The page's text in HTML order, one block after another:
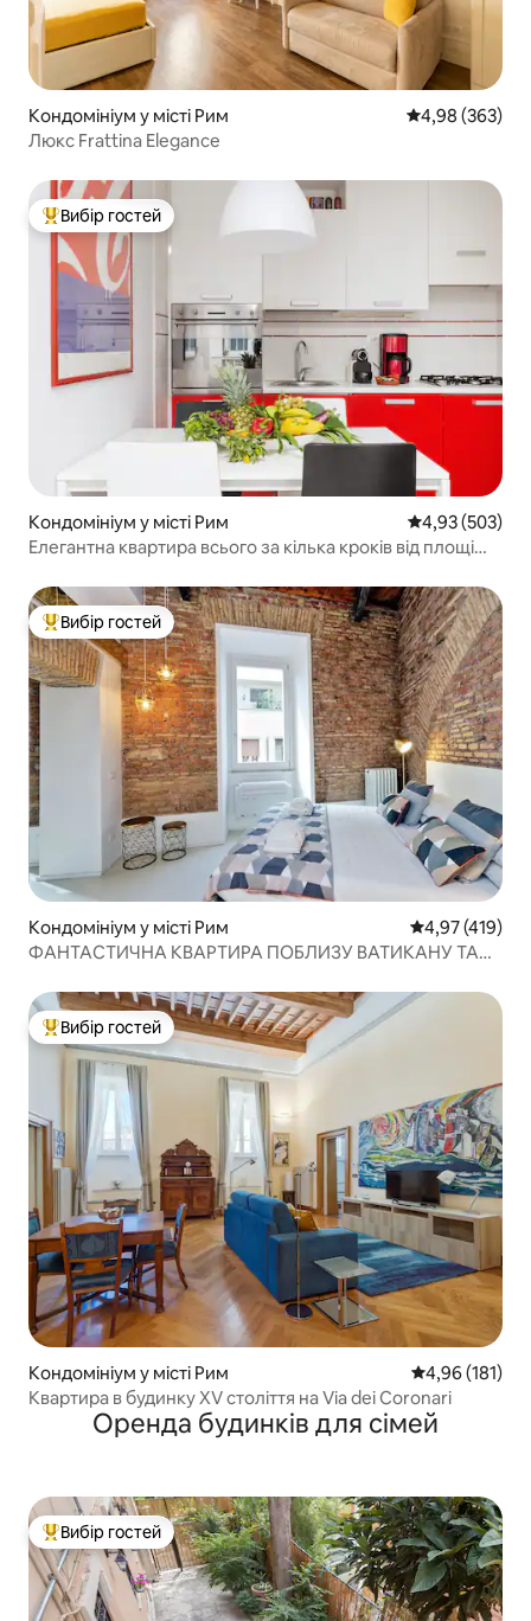
Кондомініум у місті Рим Середня
4,98 (363)
Люкс Frattina Elegance
Топ вибір гостей
Вибір гостей
Кондомініум у місті Рим Середня
4,93 (503)
Елегантна квартира всього за кілька кроків від площі
Топ вибір гостей
Вибір гостей
Кондомініум у місті Рим Середня
4,97 (419)
ФАНТАСТИЧНА КВАРТИРА ПОБЛИЗУ ВАТИКАНУ ТА
Топ вибір гостей
Вибір гостей
Кондомініум у місті Рим Середня
4,96 (181)
Квартира в будинку XV століття на Via dei Coronari
Оренда будинків для сімей
Топ вибір гостей
Вибір гостей